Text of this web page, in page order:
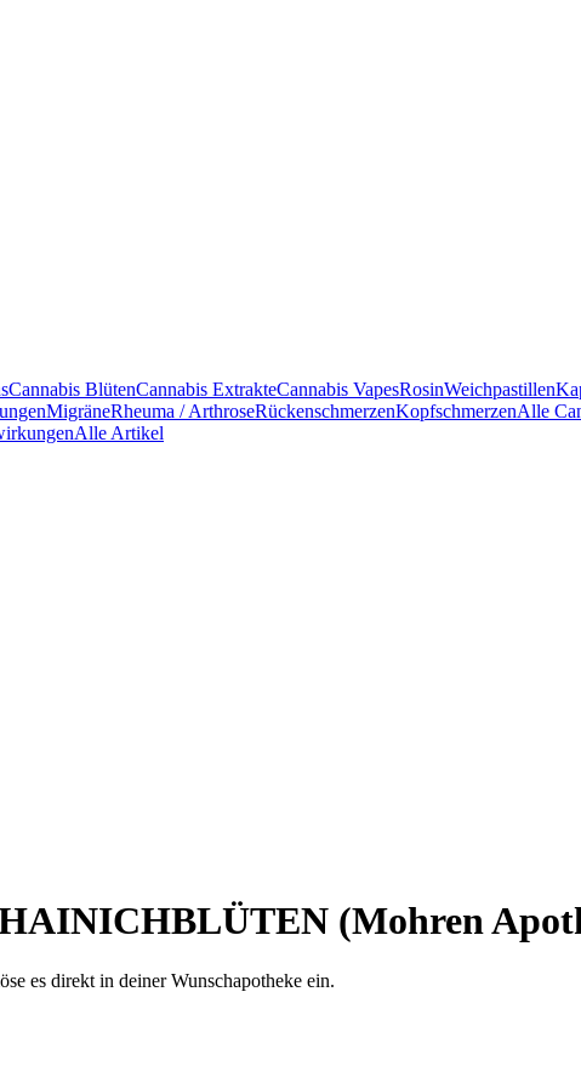
Cannabis BlütenCannabis ExtrakteCannabis VapesRosinWeichpastillen
MigräneRheuma / ArthroseRückenschmerzenKopfschmerzenAlle
Alle Artikel
(Mohren
es direkt in deiner Wunschapotheke ein.